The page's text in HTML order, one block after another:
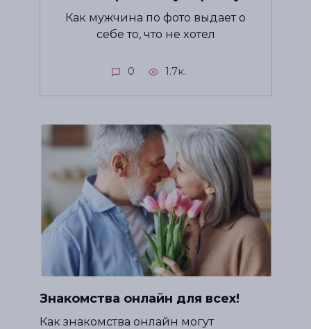
Как мужчина по фото выдает о
себе то, что не хотел
0 1.7к.
Знакомства онлайн для всех!
Как знакомства онлайн могут